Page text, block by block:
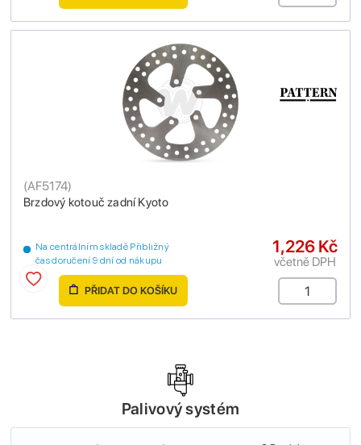
Brzdový kotouč zadní Kyoto
(AF5174)
Na centrálním skladě Přibližný
čas doručení 9 dní od nákupu
1,226 Kč
včetně DPH
PŘIDAT DO KOŠÍKU
Palivový systém